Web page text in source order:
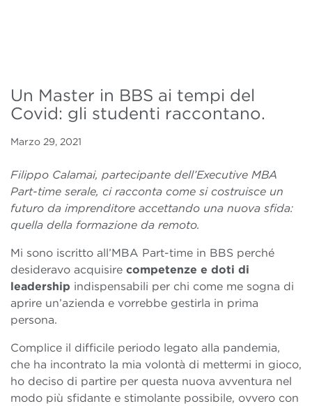
Un Master in BBS ai tempi del
Covid: gli studenti raccontano.
Marzo 29, 2021
Filippo Calamai, partecipante dell’Executive MBA
Part-time serale, ci racconta come si costruisce un
futuro da imprenditore accettando una nuova sfida:
quella della formazione da remoto.
Mi sono iscritto all’MBA Part-time in BBS perché
desideravo acquisire competenze e doti di
leadership indispensabili per chi come me sogna di
aprire un’azienda e vorrebbe gestirla in prima
persona.
Complice il difficile periodo legato alla pandemia,
che ha incontrato la mia volontà di mettermi in gioco,
ho deciso di partire per questa nuova avventura nel
modo più sfidante e stimolante possibile, ovvero con